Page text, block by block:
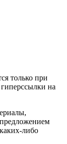
только при
на
либо